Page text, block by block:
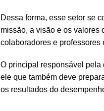
Dessa forma, esse setor se
missão, a visão e os valores
colaboradores e professores
O principal responsável pela
ele que também deve
os resultados do